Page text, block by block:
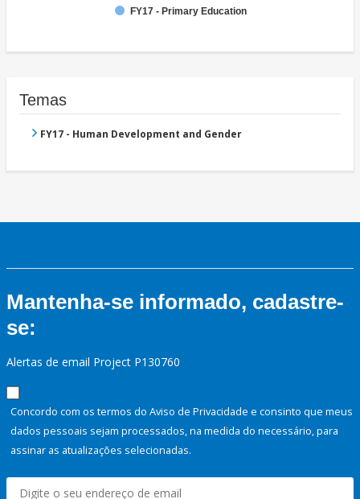
FY17 - Primary Education
Temas
FY17 - Human Development and Gender
Mantenha-se informado, cadastre-
se:
Alertas de email Project P130760
Concordo com os termos do Aviso de Privacidade e consinto que meus
dados pessoais sejam processados, na medida do necessário, para
assinar as atualizações selecionadas.